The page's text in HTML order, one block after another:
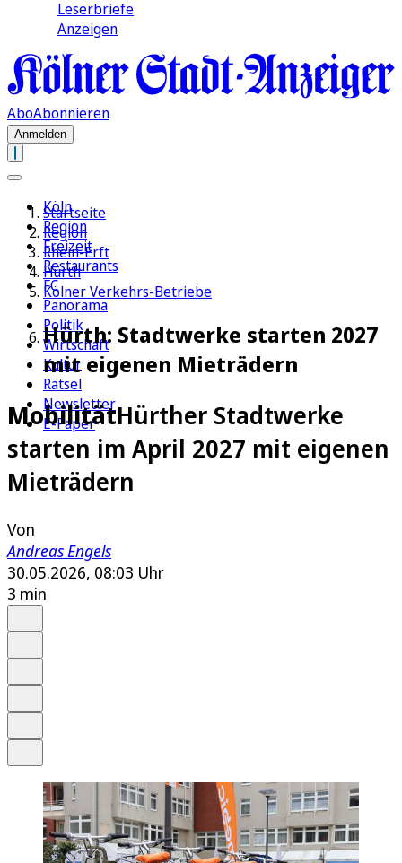
Leserbriefe
Anzeigen
AboAbonnieren
Anmelden
Köln
Region
Freizeit
Restaurants
FC
Panorama
Politik
Wirtschaft
Kultur
Rätsel
Newsletter
E-Paper
Startseite
Region
Rhein-Erft
Hürth
Kölner Verkehrs-Betriebe
Hürth: Stadtwerke starten 2027
mit eigenen Mieträdern
MobilitätHürther Stadtwerke
starten im April 2027 mit eigenen
Mieträdern
Von
Andreas Engels
30.05.2026, 08:03 Uhr
3 min